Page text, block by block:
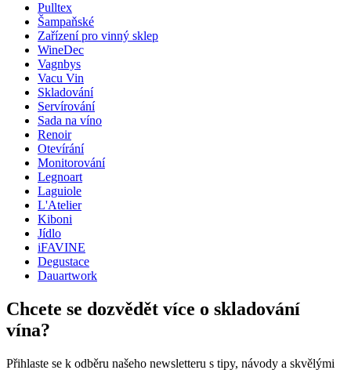
Rozměry (ŠxVxH cm)
Hmotnost (kg)0.100
Pulltex
Šampaňské
Zařízení pro vinný sklep
WineDec
Vagnbys
Vacu Vin
Skladování
Servírování
Sada na víno
Renoir
Otevírání
Monitorování
Legnoart
Laguiole
L'Atelier
Kiboni
Jídlo
iFAVINE
Degustace
Dauartwork
Chcete se dozvědět více o skladování
vína?
Přihlaste se k odběru našeho newsletteru s tipy, návody a skvělými